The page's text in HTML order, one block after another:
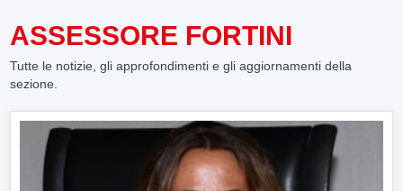
ASSESSORE FORTINI
Tutte le notizie, gli approfondimenti e gli aggiornamenti della
sezione.